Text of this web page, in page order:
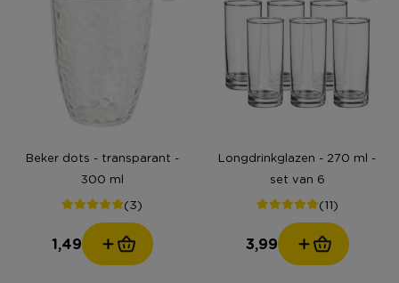
Beker dots - transparant -
300 ml
(3)
1,49
Longdrinkglazen - 270 ml -
set van 6
(11)
3,99